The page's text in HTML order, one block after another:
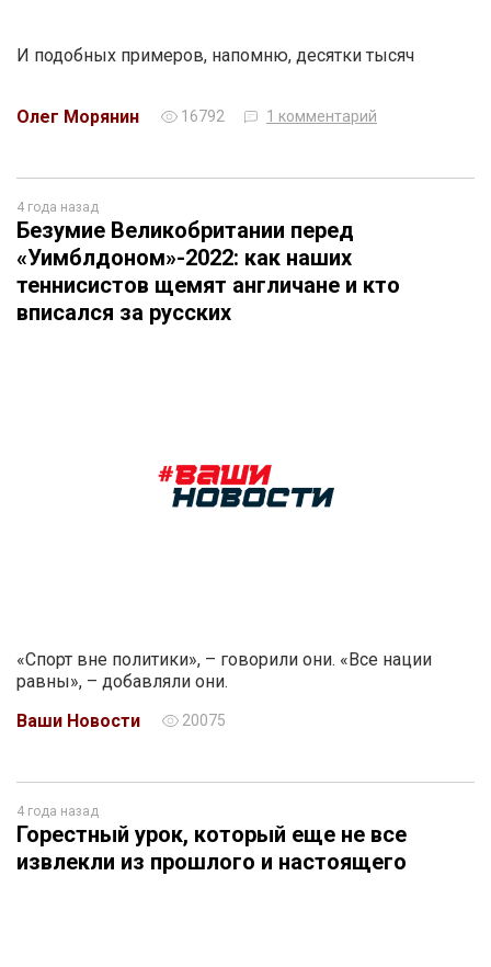
И подобных примеров, напомню, десятки тысяч
Олег Морянин 16792 1 комментарий
4 года назад
Безумие Великобритании перед
«Уимблдоном»-2022: как наших
теннисистов щемят англичане и кто
вписался за русских
«Спорт вне политики», – говорили они. «Все нации
равны», – добавляли они.
Ваши Новости
20075
4 года назад
Горестный урок, который еще не все
извлекли из прошлого и настоящего